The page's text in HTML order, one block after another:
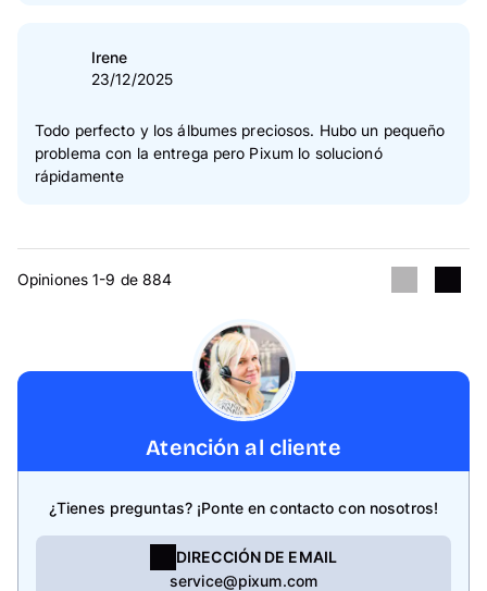
Irene
23/12/2025
Todo perfecto y los álbumes preciosos. Hubo un pequeño
problema con la entrega pero Pixum lo solucionó
rápidamente
Opiniones 1-9 de 884
Atención al cliente
¿Tienes preguntas? ¡Ponte en contacto con nosotros!
DIRECCIÓN DE EMAIL
service@pixum.com